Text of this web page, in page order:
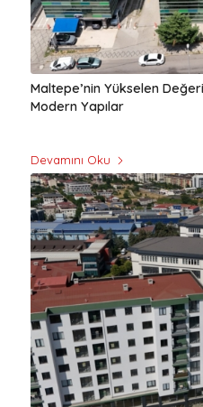
Maltepe’nin Yükselen
Modern Yapılar
Devamını Oku